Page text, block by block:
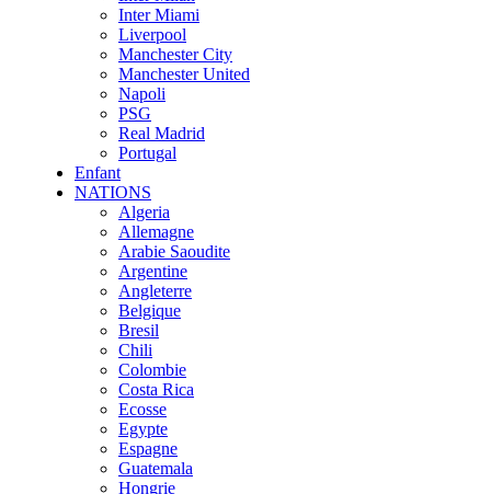
Inter Miami
Liverpool
Manchester City
Manchester United
Napoli
PSG
Real Madrid
Portugal
Enfant
NATIONS
Algeria
Allemagne
Arabie Saoudite
Argentine
Angleterre
Belgique
Bresil
Chili
Colombie
Costa Rica
Ecosse
Egypte
Espagne
Guatemala
Hongrie